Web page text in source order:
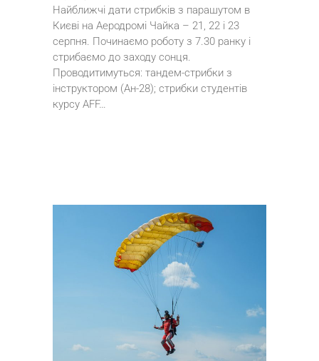
Найближчі дати стрибків з парашутом в
Києві на Аеродромі Чайка – 21, 22 і 23
серпня. Починаємо роботу з 7.30 ранку і
стрибаємо до заходу сонця.
Проводитимуться: тандем-стрибки з
інструктором (Ан-28); стрибки студентів
курсу AFF…